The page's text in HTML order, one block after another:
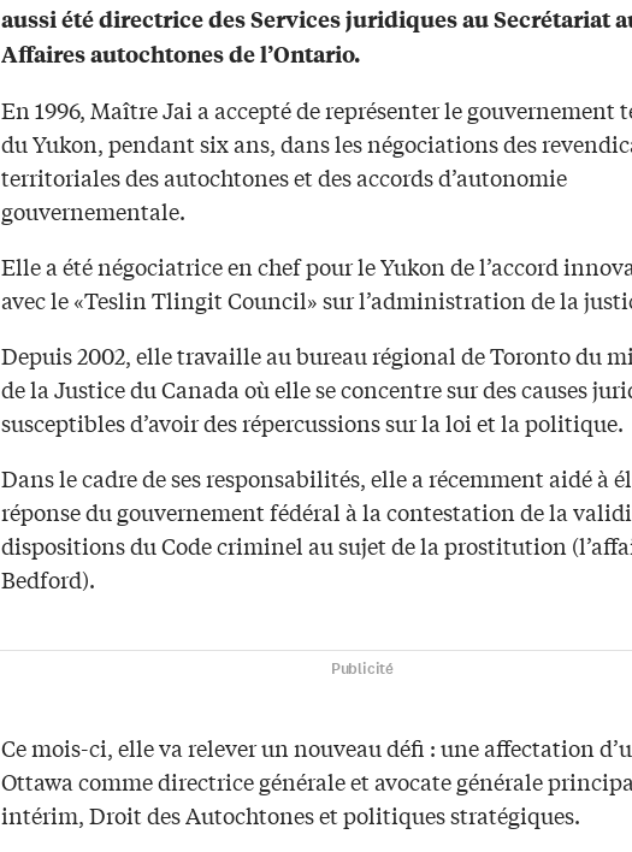
aussi été directrice des Services juridiques au Secrétariat
Affaires autochtones de l’Ontario.
En 1996, Maître Jai a accepté de représenter le
du Yukon, pendant six ans, dans les négociations des
territoriales des autochtones et des accords d’autonomie
gouvernementale.
Elle a été négociatrice en chef pour le Yukon de l’accord
avec le «Teslin Tlingit Council» sur l’administration de la
Depuis 2002, elle travaille au bureau régional de Toronto du
de la Justice du Canada où elle se concentre sur des causes
susceptibles d’avoir des répercussions sur la loi et la politique.
Dans le cadre de ses responsabilités, elle a récemment aidé à
réponse du gouvernement fédéral à la contestation de la
dispositions du Code criminel au sujet de la prostitution
Bedford).
Publicité
Ce mois-ci, elle va relever un nouveau défi : une affectation
Ottawa comme directrice générale et avocate générale
intérim, Droit des Autochtones et politiques stratégiques.